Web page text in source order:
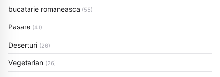
bucatarie romaneasca (55)
Pasare (41)
Deserturi (26)
Vegetarian (26)